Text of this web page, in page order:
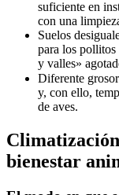
suficiente en
con una
Suelos
para los pollitos
y valles»
Diferente
y, con ello,
de aves.
bienestar